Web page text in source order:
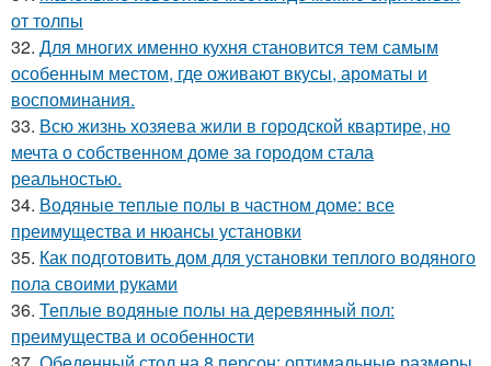
от толпы
32. Для многих именно кухня становится тем самым
особенным местом, где оживают вкусы, ароматы и
воспоминания.
33. Всю жизнь хозяева жили в городской квартире, но
мечта о собственном доме за городом стала
реальностью.
34. Водяные теплые полы в частном доме: все
преимущества и нюансы установки
35. Как подготовить дом для установки теплого водяного
пола своими руками
36. Теплые водяные полы на деревянный пол:
преимущества и особенности